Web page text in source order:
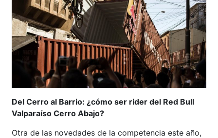
Del Cerro al Barrio: ¿cómo ser rider del Red Bull
Valparaíso Cerro Abajo?
Otra de las novedades de la competencia este año,